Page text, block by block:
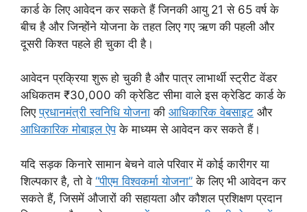
कार्ड के लिए आवेदन कर सकते हैं जिनकी आयु 21 से 65 वर्ष के
बीच है और जिन्होंने योजना के तहत लिए गए ऋण की पहली और
दूसरी किश्त पहले ही चुका दी है।
आवेदन प्रक्रिया शुरू हो चुकी है और पात्र लाभार्थी स्ट्रीट वेंडर
अधिकतम ₹30,000 की क्रेडिट सीमा वाले इस क्रेडिट कार्ड के
लिएप्रधानमंत्री स्वनिधि योजना की आधिकारिक वेबसाइट और
आधिकारिक मोबाइल ऐपके माध्यम से आवेदन कर सकते हैं।
यदि सड़क किनारे सामान बेचने वाले परिवार में कोई कारीगर या
शिल्पकार है, तो वे “पीएम विश्वकर्मा योजना” के लिए भी आवेदन कर
सकते हैं, जिसमें औजारों की सहायता और कौशल प्रशिक्षण प्रदान